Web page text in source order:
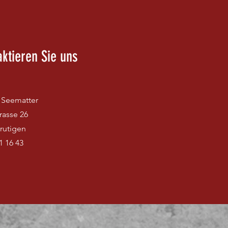
Sie uns
26
16 43